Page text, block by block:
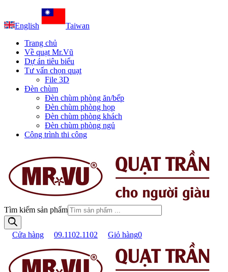
English
Taiwan
Trang chủ
Về quạt Mr.Vũ
Dự án tiêu biểu
Tư vấn chọn quạt
File 3D
Đèn chùm
Đèn chùm phòng ăn/bếp
Đèn chùm phòng họp
Đèn chùm phòng khách
Đèn chùm phòng ngủ
Công trình thi công
Tìm kiếm sản phẩm
Cửa hàng 09.1102.1102 Giỏ hàng0